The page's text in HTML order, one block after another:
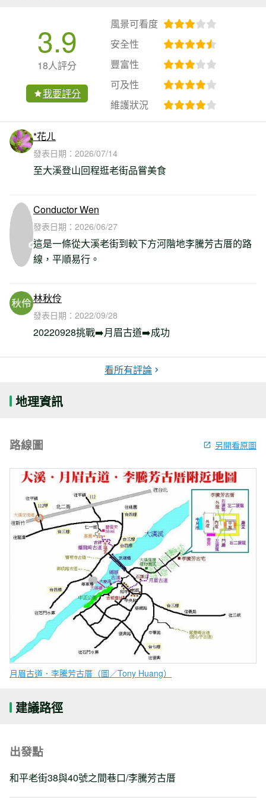
3.9
18人評分
我要評分
風景可看度
安全性
豐富性
可及性
維護狀況
*花ㄦ
發表日期： 2026/07/14
至大溪登山回程逛老街品嘗美食
Conductor Wen
發表日期： 2026/06/27
這是一條從大溪老街到較下方河階地李騰芳古厝的路
線，平順易行。
林秋伶
發表日期： 2022/09/28
20220928挑戰➡️月眉古道➡️成功
看所有評論
地理資訊
路線圖 另開看原圖
月眉古道．李騰芳古厝（圖／Tony Huang）
建議路徑
出發點
和平老街38與40號之間巷口/李騰芳古厝